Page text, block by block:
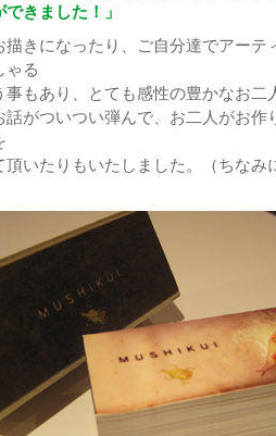
できました！」
描きになったり、ご自分達でアーテ
ゃる
事もあり、とても感性の豊かなお二
話がついつい弾んで、お二人がお作
頂いたりもいたしました。（ちな